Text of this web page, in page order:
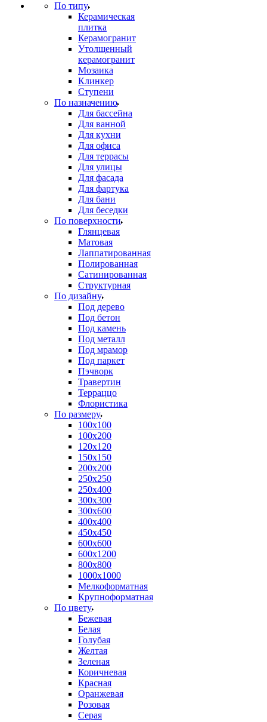
По типу
Керамическая
плитка
Керамогранит
Утолщенный
керамогранит
Мозаика
Клинкер
Ступени
По назначению
Для бассейна
Для ванной
Для кухни
Для офиса
Для террасы
Для улицы
Для фасада
Для фартука
Для бани
Для беседки
По поверхности
Глянцевая
Матовая
Лаппатированная
Полированная
Сатинированная
Структурная
По дизайну
Под дерево
Под бетон
Под камень
Под металл
Под мрамор
Под паркет
Пэчворк
Травертин
Терраццо
Флористика
По размеру
100х100
100х200
120х120
150х150
200х200
250х250
250х400
300х300
300х600
400х400
450х450
600х600
600х1200
800х800
1000х1000
Мелкоформатная
Крупноформатная
По цвету
Бежевая
Белая
Голубая
Желтая
Зеленая
Коричневая
Красная
Оранжевая
Розовая
Серая